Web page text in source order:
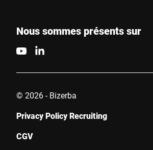
Nous sommes présents sur
© 2026 - Bizerba
Privacy Policy Recruiting
CGV